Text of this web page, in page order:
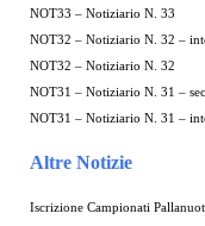
NOT33 – Notiziario N. 33
NOT32 – Notiziario N. 32 –
NOT32 – Notiziario N. 32
NOT31 – Notiziario N. 31 –
NOT31 – Notiziario N. 31 –
Altre Notizie
Iscrizione Campionati